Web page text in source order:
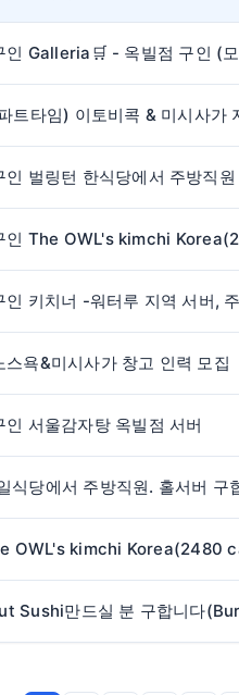
인 Galleria🛒 - 옥빌점 구인 (모든
타임) 이토비콕 & 미시사가 지역 스시 배달하실 분 구합니다. /
인 벌링턴 한식당에서 주방직원 구합
The OWL's kimchi Korea(2480 cawthra rd)에서 함께 근무하실 풀타임 생산직원 구
인 키치너 -워터루 지역 서버, 주방 구인합
스욕&미시사가 창고 인력 모집
인 서울감자탕 옥빌점 서버